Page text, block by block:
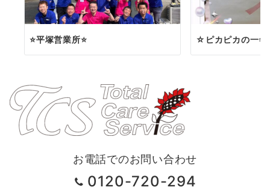
⭐️平塚営業所⭐️ ☆ピカピカの一
お電話でのお問い合わせ
0120-720-294